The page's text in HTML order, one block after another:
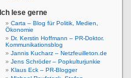
Ich lese gerne
Carta – Blog für Politik, Medien,
Ökonomie
Dr. Kerstin Hoffmann – PR-Doktor.
Kommunikationsblog
Jannis Kucharz – Netzfeuilleton.de
Jens Schröder – Popkulturjunkie
Klaus Eck – PR-Blogger